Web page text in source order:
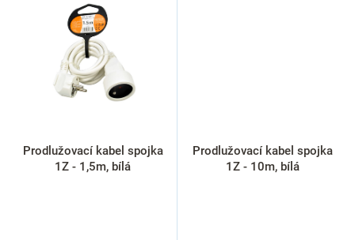
Prodlužovací kabel spojka
1Z - 1,5m, bílá
Prodlužovací kabel spojka
1Z - 10m, bílá